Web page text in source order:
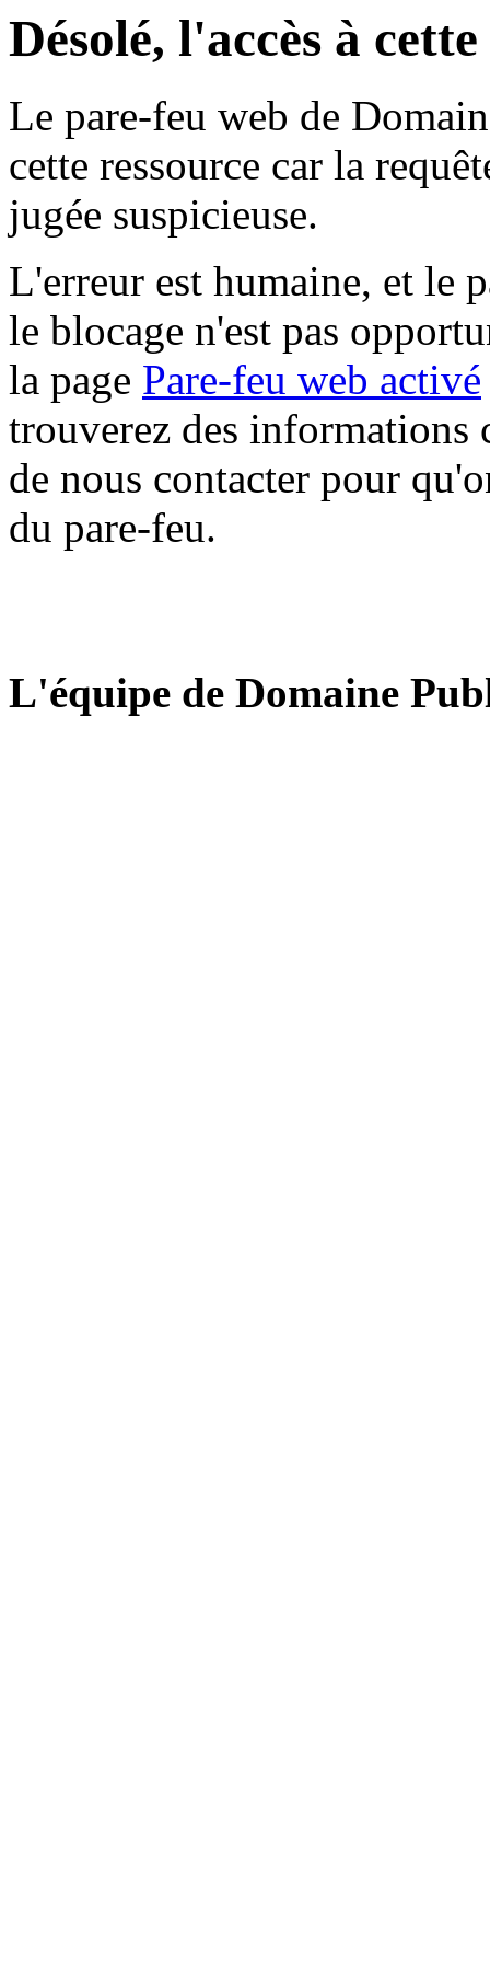
Désolé, l'accès à
Le pare-feu web de
cette ressource car la
jugée suspicieuse.
L'erreur est humaine, et le
le blocage n'est pas
la page Pare-feu web activé
trouverez des informations
de nous contacter pour
du pare-feu.
L'équipe de Domaine